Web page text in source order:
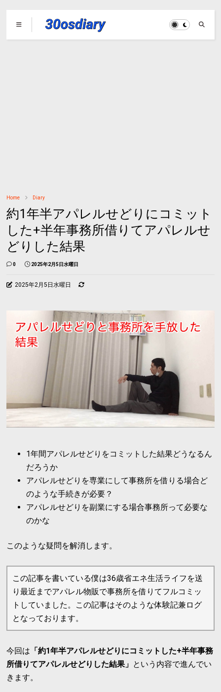
Home Diary
約1年半アパレルせどりにコミット
した+半年事務所借りてアパレルせ
どりした結果
0 2025年2月5日水曜日
2025年2月5日水曜日
1年間アパレルせどりをコミットした結果どうなるん
だろうか
アパレルせどりを専業にして事務所を借りる場合ど
のような手続きが必要？
アパレルせどりを副業にする場合事務所って必要な
のかな
このような疑問を解消します。
この記事を書いている僕は36歳省エネ生活ライフを送
り最近までアパレル物販で事務所を借りてフルコミッ
トしていました。この記事はそのような体験記兼ログ
となっております。
今回は 「約1年半アパレルせどりにコミットした+半年事務
所借りてアパレルせどりした結果」 という内容で進んでい
きます。